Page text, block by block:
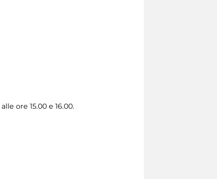
alle ore 15.00 e 16.00.